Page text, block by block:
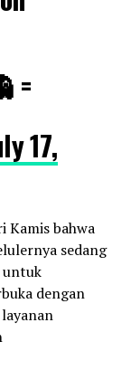
=
17,
Kamis bahwa
sedang
untuk
dengan